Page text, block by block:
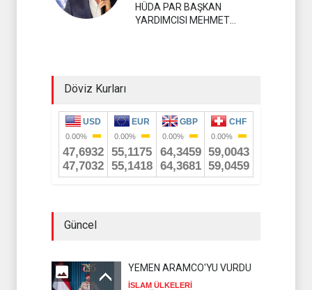
HÜDA PAR BAŞKAN
YARDIMCISI MEHMET
Döviz Kurları
Güncel
YEMEN ARAMCO'YU VURDU
İSLAM ÜLKELERİ